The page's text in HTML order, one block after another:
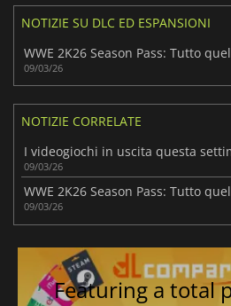
NOTIZIE SU DLC ED ESPANSIONI
09/03/26
NOTIZIE CORRELATE
09/03/26
09/03/26
Featuring a total